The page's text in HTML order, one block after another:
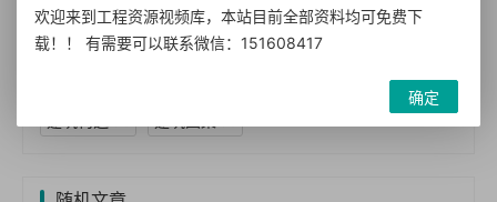
BIM标准(1) BIM经理 (1) 民用建筑(7) 工程设计(7)
技术措施(7) 暖通空调(2) 动力(1)
欢迎来到工程资源视频库，本站目前全部资料均可免费下
载！！ 有需要可以联系微信：151608417
确定